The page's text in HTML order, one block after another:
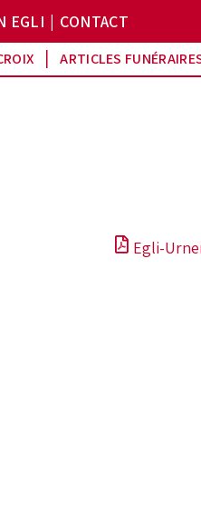
ARTICLES
EGLI CONTACT
Egli-